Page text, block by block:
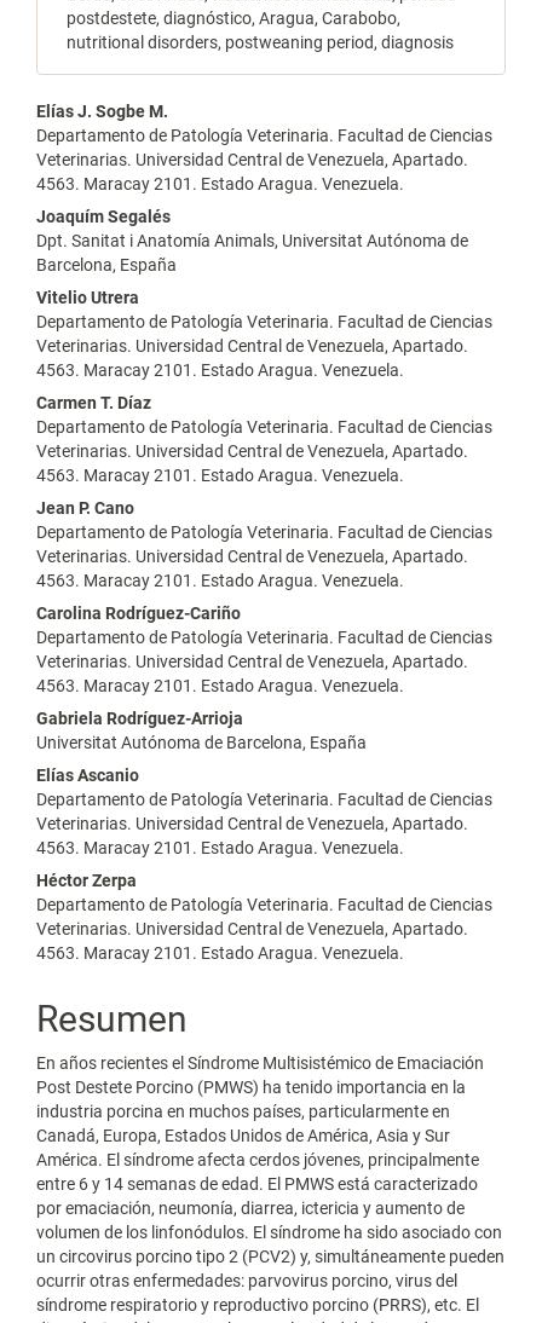
postdestete, diagnóstico, Aragua, Carabobo,
nutritional disorders, postweaning period, diagnosis
Contenido
principal
del
artículo
Elías J. Sogbe M.
Departamento de Patología Veterinaria. Facultad de Ciencias
Veterinarias. Universidad Central de Venezuela, Apartado.
4563. Maracay 2101. Estado Aragua. Venezuela.
Joaquím Segalés
Dpt. Sanitat i Anatomía Animals, Universitat Autónoma de
Barcelona, España
Vitelio Utrera
Departamento de Patología Veterinaria. Facultad de Ciencias
Veterinarias. Universidad Central de Venezuela, Apartado.
4563. Maracay 2101. Estado Aragua. Venezuela.
Carmen T. Díaz
Departamento de Patología Veterinaria. Facultad de Ciencias
Veterinarias. Universidad Central de Venezuela, Apartado.
4563. Maracay 2101. Estado Aragua. Venezuela.
Jean P. Cano
Departamento de Patología Veterinaria. Facultad de Ciencias
Veterinarias. Universidad Central de Venezuela, Apartado.
4563. Maracay 2101. Estado Aragua. Venezuela.
Carolina Rodríguez-Cariño
Departamento de Patología Veterinaria. Facultad de Ciencias
Veterinarias. Universidad Central de Venezuela, Apartado.
4563. Maracay 2101. Estado Aragua. Venezuela.
Gabriela Rodríguez-Arrioja
Universitat Autónoma de Barcelona, España
Elías Ascanio
Departamento de Patología Veterinaria. Facultad de Ciencias
Veterinarias. Universidad Central de Venezuela, Apartado.
4563. Maracay 2101. Estado Aragua. Venezuela.
Héctor Zerpa
Departamento de Patología Veterinaria. Facultad de Ciencias
Veterinarias. Universidad Central de Venezuela, Apartado.
4563. Maracay 2101. Estado Aragua. Venezuela.
Resumen
En años recientes el Síndrome Multisistémico de Emaciación
Post Destete Porcino (PMWS) ha tenido importancia en la
industria porcina en muchos países, particularmente en
Canadá, Europa, Estados Unidos de América, Asia y Sur
América. El síndrome afecta cerdos jóvenes, principalmente
entre 6 y 14 semanas de edad. El PMWS está caracterizado
por emaciación, neumonía, diarrea, ictericia y aumento de
volumen de los linfonódulos. El síndrome ha sido asociado con
un circovirus porcino tipo 2 (PCV2) y, simultáneamente pueden
ocurrir otras enfermedades: parvovirus porcino, virus del
síndrome respiratorio y reproductivo porcino (PRRS), etc. El